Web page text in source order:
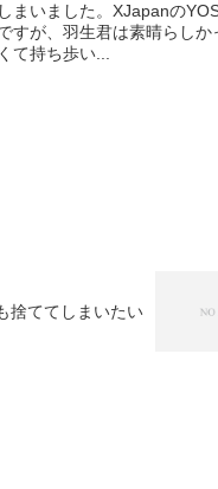
まいました。XJapanの
すが、羽生君は素晴らしか
て持ち歩い...
捨ててしまいたい